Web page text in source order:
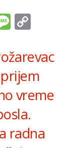
vreme
radna